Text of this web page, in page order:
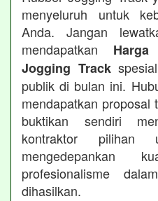
menyeluruh untuk
Anda. Jangan
mendapatkan
Jogging Track
publik di bulan ini.
mendapatkan proposal
buktikan sendiri
kontraktor pilihan
mengedepankan
profesionalisme
dihasilkan.